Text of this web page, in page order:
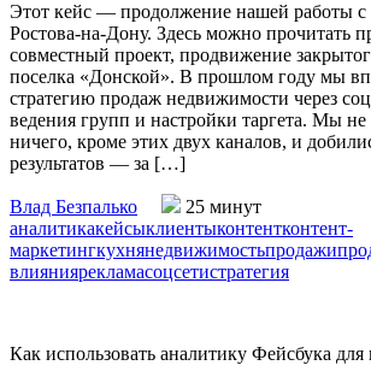
Этот кейс — продолжение нашей работы с
Ростова-на-Дону. Здесь можно прочитать
совместный проект, продвижение
поселка «Донской». В прошлом году мы
стратегию продаж недвижимости через
ведения групп и настройки таргета. Мы не
ничего, кроме этих двух каналов, и
результатов — за […]
Влад Безпалько
25 минут
аналитикакейсыклиентыконтентконтент-
маркетингкухнянедвижимостьпродажи
влияниярекламасоцсетистратегия
Как использовать аналитику Фейсбука для